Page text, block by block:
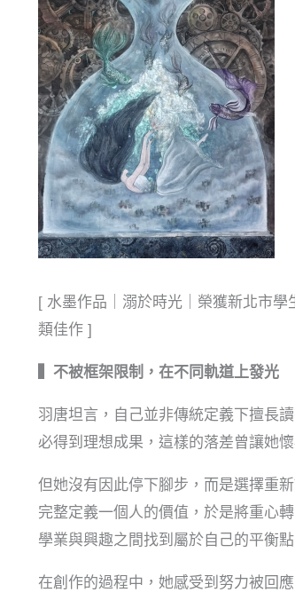
[ 水墨作品｜溺於時光｜榮獲新北市
類佳作 ]
▍不被框架限制，在不同軌道上發光
羽唐坦言，自己並非傳統定義下擅長
必得到理想成果，這樣的落差曾讓她懷
但她沒有因此停下腳步，而是選擇重
完整定義一個人的價值，於是將重心
學業與興趣之間找到屬於自己的平衡點
在創作的過程中，她感受到努力被回